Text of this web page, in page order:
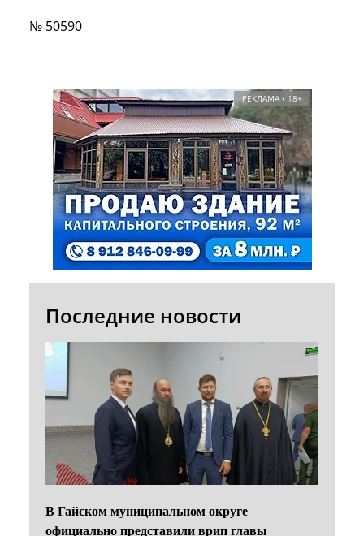
№ 50590
РЕКЛАМА • 18+
Последние новости
В Гайском муниципальном округе
официально представили врип главы